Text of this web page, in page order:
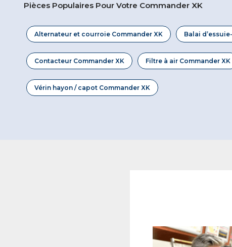
Pièces Populaires Pour Votre Commander XK
Alternateur et courroie Commander XK Balai
Contacteur Commander XK Filtre à air Commander XK
Vérin hayon / capot Commander XK